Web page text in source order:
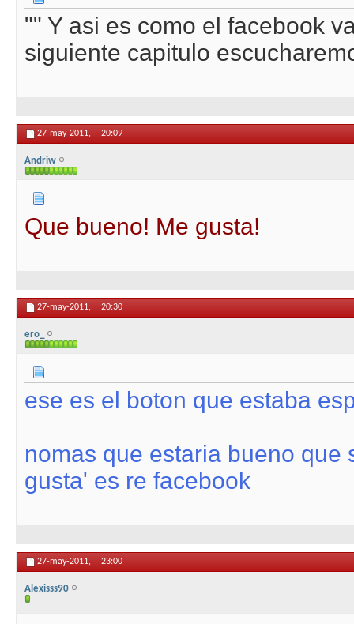
"" Y asi es como el facebook
siguiente capitulo
27-may-2011, 20:09
Andriw
Que bueno! Me gusta!
27-may-2011, 20:30
ero_
ese es el boton que estaba
nomas que estaria bueno que
gusta' es re facebook
27-may-2011, 23:00
Alexisss90